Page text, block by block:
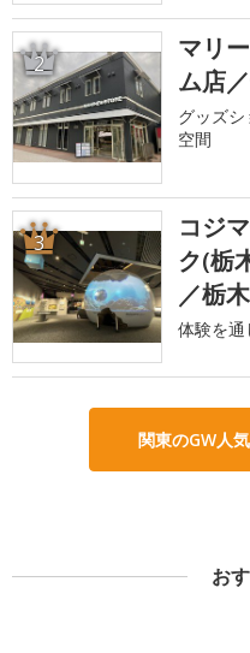
2
マリ
ム店
グッズ
空間
3
コジ
ク(栃
／栃
体験を
関東のGW人
お